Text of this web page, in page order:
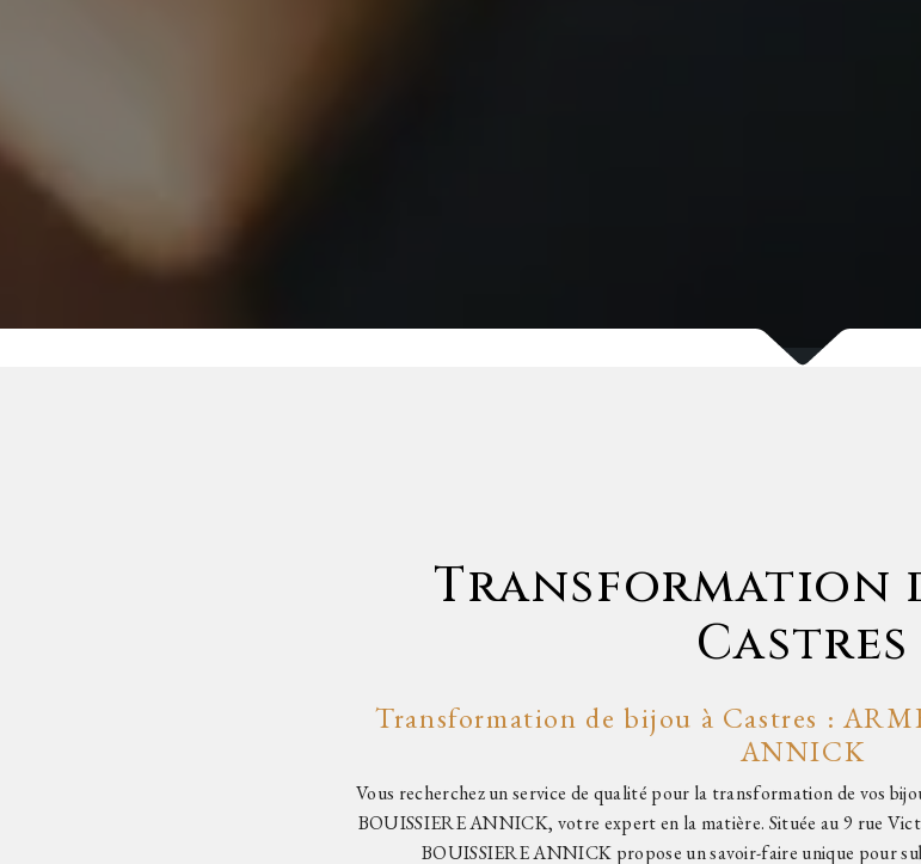
Transformation
Castres
Transformation de bijou à Castres :
ANNICK
Vous recherchez un service de qualité pour la transformation de vos
BOUISSIERE ANNICK, votre expert en la matière. Située au 9 rue
BOUISSIERE ANNICK propose un savoir-faire unique pour